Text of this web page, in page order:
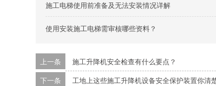
施工电梯使用前准备及无法安装情况详解
使用安装施工电梯需审核哪些资料？
上一条
施工升降机安全检查有什么要点？
下一条 工地上这些施工升降机设备安全保护装置你清